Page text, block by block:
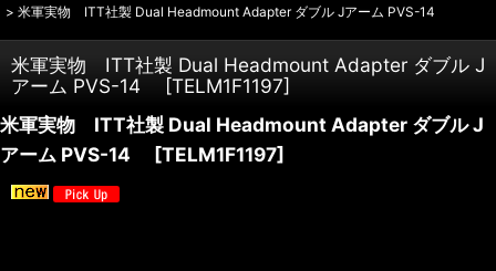
> 米軍実物 ITT社製 Dual Headmount Adapter ダブル Jアーム PVS-14
米軍実物 ITT社製 Dual Headmount Adapter ダブル J
アーム PVS-14
[TELM1F1197]
米軍実物 ITT社製 Dual Headmount Adapter ダブル J
アーム PVS-14
[TELM1F1197]